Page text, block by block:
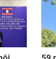
của Luật